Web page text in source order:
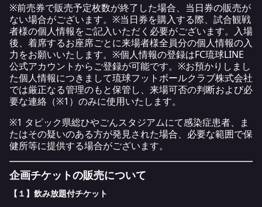
※前売券で販売予定枚数が終了した場合、当日券の販売が
ない場合がございます。※当日券を購入する際、試合観戦
者様の個人情報をご記入いただく必要がございます。入場
後、着席するお座席ごとに来場者様全員分の個人情報の入
力をお願いいたします。※個人情報の登録はFC琉球LINE
公式アカウントからご登録が可能です。※お預かりしまし
た個人情報につきまして琉球フットボールクラブ株式会社
では厳正なる管理のもと保管し、来場可否の判断および必
要な連絡（※1）のみに使用いたします。
※1 タピック県総ひやごんスタジアムにて感染症患者、ま
たはその疑いのある方が発見された場合、必要な範囲で保
健所等に提供する場合がございます。
企画チケットの販売について
【１】飲み放題付チケット